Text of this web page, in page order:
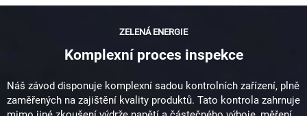
ZELENÁ ENERGIE
Komplexní proces inspekce
Náš závod disponuje komplexní sadou kontrolních zařízení, plně
zaměřených na zajištění kvality produktů. Tato kontrola zahrnuje